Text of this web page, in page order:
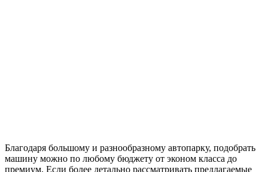
Благодаря большому и разнообразному автопарку, подобрать
машину можно по любому бюджету от эконом класса до
премиум. Если более детально рассматривать предлагаемые